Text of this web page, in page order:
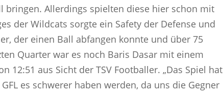
bringen. Allerdings spielten diese hier schon mit
der Wildcats sorgte ein Safety der Defense und
der einen Ball abfangen konnte und über 75
Quarter war es noch Baris Dasar mit einem
12:51 aus Sicht der TSV Footballer. „Das Spiel hat
es schwerer haben werden, da uns die Gegner